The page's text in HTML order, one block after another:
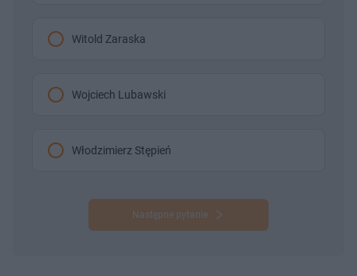
Witold Zaraska
Wojciech Lubawski
Włodzimierz Stępień
Następne pytanie